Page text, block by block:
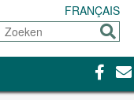
FRANÇAIS
Zoeken
Sturen